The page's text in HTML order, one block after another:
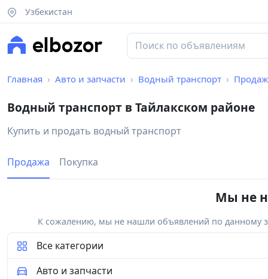
Узбекистан
Главная Авто и запчасти Водный транспорт
Водный транспорт в Тайлакском районе
Купить и продать водный транспорт
Продажа Покупка
Мы не
К сожалению, мы не нашли объявлений по данному
Все категории
Авто и запчасти